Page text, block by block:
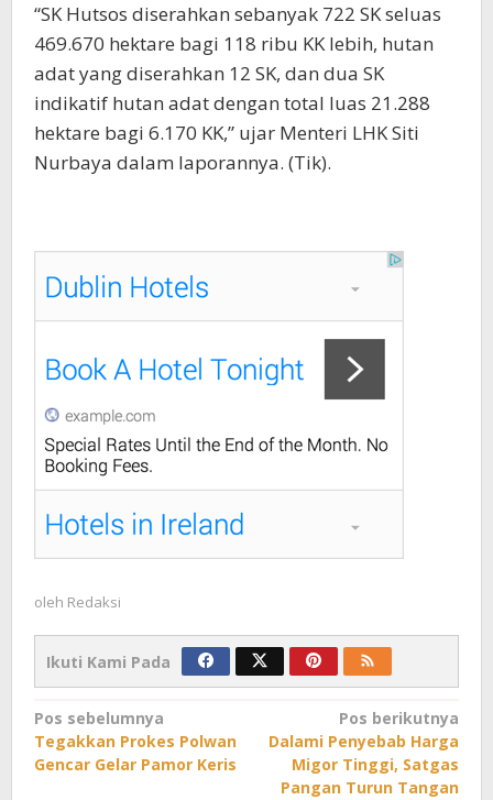
“SK Hutsos diserahkan sebanyak 722 SK seluas
469.670 hektare bagi 118 ribu KK lebih, hutan
adat yang diserahkan 12 SK, dan dua SK
indikatif hutan adat dengan total luas 21.288
hektare bagi 6.170 KK,” ujar Menteri LHK Siti
Nurbaya dalam laporannya. (Tik).
oleh Redaksi
Ikuti Kami Pada
Navigasi
pos
Pos sebelumnya
Tegakkan Prokes Polwan
Gencar Gelar Pamor Keris
Pos berikutnya
Dalami Penyebab Harga
Migor Tinggi, Satgas
Pangan Turun Tangan